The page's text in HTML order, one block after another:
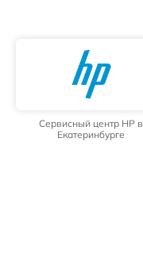
Сервисный центр HP в
Екатеринбурге